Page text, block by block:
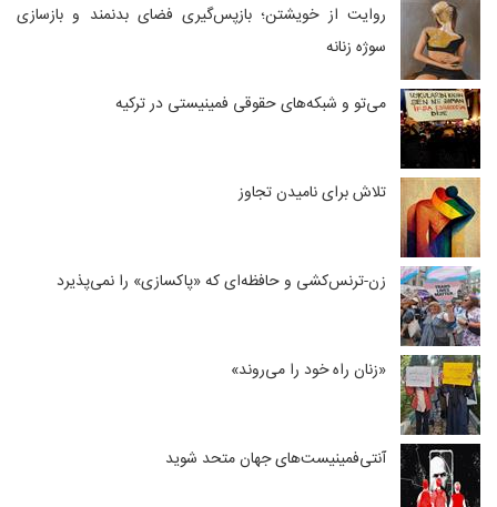
روایت از خویشتن؛ بازپس‌گیری فضای بدنمند و بازسازی
سوژه زنانه
می‌تو و شبکه‌های حقوقی فمینیستی در ترکیه
تلاش برای نامیدن تجاوز
زن-ترنس‌کشی و حافظه‌ای که «پاکسازی» را نمی‌پذیرد
«زنان راه خود را می‌روند»
آنتی‌فمینیست‌های جهان متحد شوید